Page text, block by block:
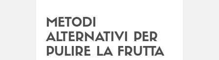
METODI
ALTERNATIVI PER
PULIRE LA FRUTTA